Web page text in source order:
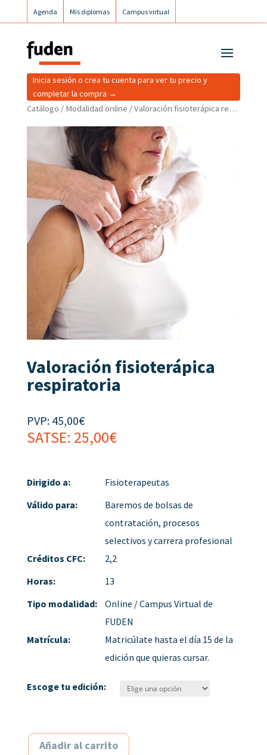
Agenda Mis diplomas Campus virtual
Catálogo / Modalidad online / Valoración fisioterápica respiratoria
Inicia sesión o crea tu cuenta para ver tu precio y
completar la compra →
Valoración fisioterápica
respiratoria
PVP: 45,00€
SATSE: 25,00€
Dirigido a:
Fisioterapeutas
Válido para:
Baremos de bolsas de
contratación, procesos
selectivos y carrera profesional
Créditos CFC:
2,2
Horas:
13
Tipo modalidad:
Online / Campus Virtual de
FUDEN
Matrícula:
Matricúlate hasta el día 15 de la
edición que quieras cursar.
Escoge tu edición:
Añadir al carrito